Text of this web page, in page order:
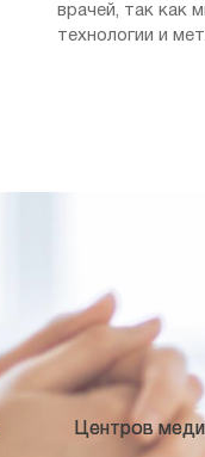
врачей, так как
технологии и
Центров